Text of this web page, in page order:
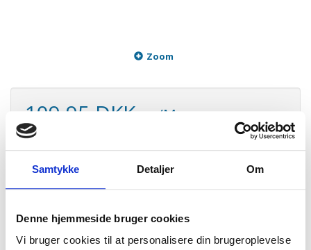
Samtykke Detaljer Om
Denne hjemmeside bruger cookies
Vi bruger cookies til at personalisere din brugeroplevelse
Zoom
109,95 DKK m/Moms
Plus leveringsomkostninger. 39,00 til pakkehops. Fri fragt til
Model/varenr.:
Lager: På lager
Antal LÆG I KURV